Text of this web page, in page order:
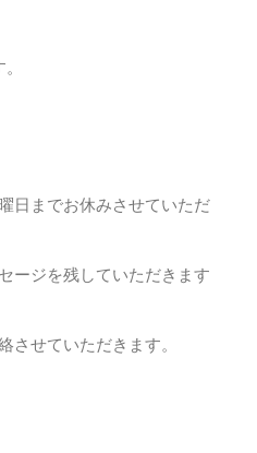
日までお休みさせていただ
ージを残していただきます
させていただきます。